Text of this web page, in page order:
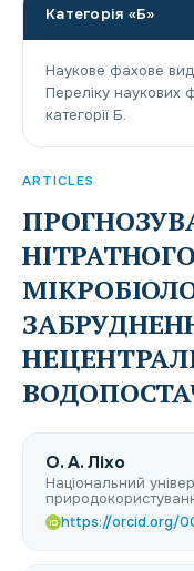
ARTICLES
О. А. Ліхо
Національний
iD https://orcid.org/
Категорія «Б»
Наукове фахове
Переліку наукових
категорії Б.